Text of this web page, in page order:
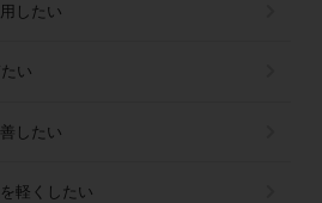
したい
い
したい
軽くしたい